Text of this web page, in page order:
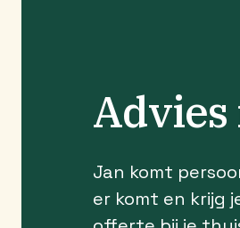
Advies
Jan komt
er komt en krijg